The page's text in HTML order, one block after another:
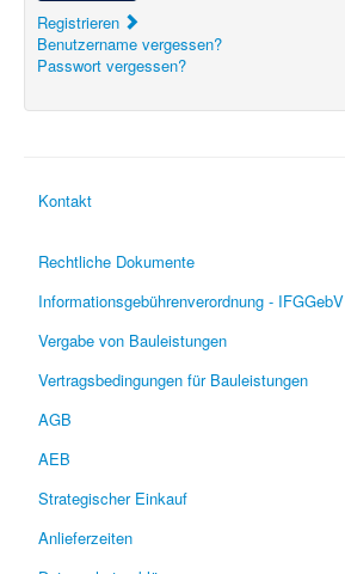
Registrieren
Benutzername vergessen?
Passwort vergessen?
Kontakt
Rechtliche Dokumente
Informationsgebührenverordnung - IFGGebV
Vergabe von Bauleistungen
Vertragsbedingungen für Bauleistungen
AGB
AEB
Strategischer Einkauf
Anlieferzeiten